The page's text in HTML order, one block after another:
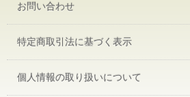
お問い合わせ
特定商取引法に基づく表示
個人情報の取り扱いについて